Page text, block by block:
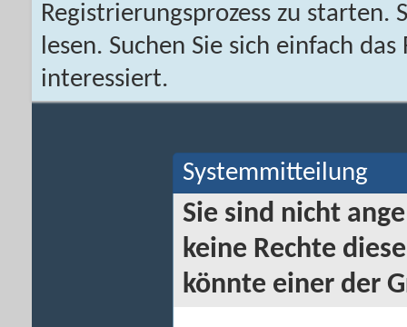
Registrierungsprozess zu starten.
lesen. Suchen Sie sich einfach
interessiert.
Systemmitteilung
Sie sind nicht
keine Rechte
könnte einer der